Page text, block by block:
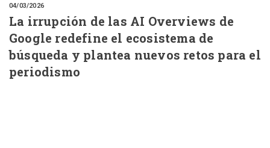
04/03/2026
La irrupción de las AI Overviews de
Google redefine el ecosistema de
búsqueda y plantea nuevos retos para el
periodismo